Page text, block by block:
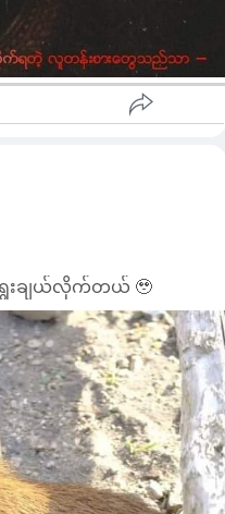
ေးချယ်လိုက်တယ် 🥹